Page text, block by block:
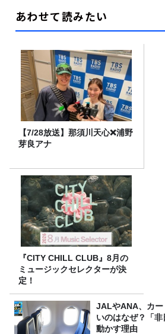
あわせて読みたい
【7/28放送】那須川天心❌浦野
芽良アナ
『CITY CHILL CLUB』8月の
ミュージックセレクターが決
定！
JALやANA、カー
いのはなぜ？「
動かす理由